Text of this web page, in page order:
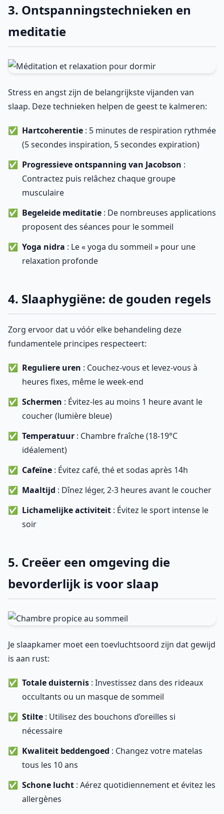
3. Ontspanningstechnieken en
meditatie
Stress en angst zijn de belangrijkste vijanden van
slaap. Deze technieken helpen de geest te kalmeren:
Hartcoherentie : 5 minutes de respiration rythmée
(5 secondes inspiration, 5 secondes expiration)
Progressieve ontspanning van Jacobson :
Contractez puis relâchez chaque groupe
musculaire
Begeleide meditatie : De nombreuses applications
proposent des séances pour le sommeil
Yoga nidra : Le « yoga du sommeil » pour une
relaxation profonde
4. Slaaphygiëne: de gouden regels
Zorg ervoor dat u vóór elke behandeling deze
fundamentele principes respecteert:
Reguliere uren : Couchez-vous et levez-vous à
heures fixes, même le week-end
Schermen : Évitez-les au moins 1 heure avant le
coucher (lumière bleue)
Temperatuur : Chambre fraîche (18-19°C
idéalement)
Cafeïne : Évitez café, thé et sodas après 14h
Maaltijd : Dînez léger, 2-3 heures avant le coucher
Lichamelijke activiteit : Évitez le sport intense le
soir
5. Creëer een omgeving die
bevorderlijk is voor slaap
Je slaapkamer moet een toevluchtsoord zijn dat gewijd
is aan rust:
Totale duisternis : Investissez dans des rideaux
occultants ou un masque de sommeil
Stilte : Utilisez des bouchons d’oreilles si
nécessaire
Kwaliteit beddengoed : Changez votre matelas
tous les 10 ans
Schone lucht : Aérez quotidiennement et évitez les
allergènes